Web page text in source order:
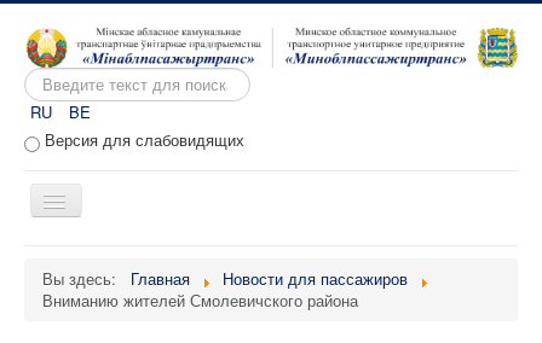
Искать...
RU
BE
Версия для слабовидящих
Включить/
О предприятии
Вы здесь: Главная
Новости для пассажиров
Вниманию жителей Смолевичского района